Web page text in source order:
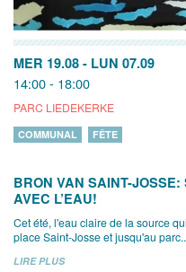
MER 19.08 - LUN 07.09
14:00 - 18:00
PARC LIEDEKERKE
COMMUNAL FÊTE
BRON VAN SAINT-
AVEC L’EAU!
Cet été, l'eau claire de la source
place Saint-Josse et jusqu'au
LIRE PLUS